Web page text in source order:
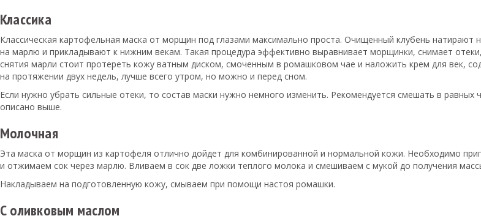
Классика
Классическая картофельная маска от морщин под глазами максимально проста. Очищенный клубень
на марлю и прикладывают к нижним векам. Такая процедура эффективно выравнивает морщинки, снимает
снятия марли стоит протереть кожу ватным диском, смоченным в ромашковом чае и наложить крем для век,
на протяжении двух недель, лучше всего утром, но можно и перед сном.
Если нужно убрать сильные отеки, то состав маски нужно немного изменить. Рекомендуется смешать в
описано выше.
Молочная
Эта маска от морщин из картофеля отлично дойдет для комбинированной и нормальной кожи. Необходимо
и отжимаем сок через марлю. Вливаем в сок две ложки теплого молока и смешиваем с мукой до получения
Накладываем на подготовленную кожу, смываем при помощи настоя ромашки.
С оливковым маслом